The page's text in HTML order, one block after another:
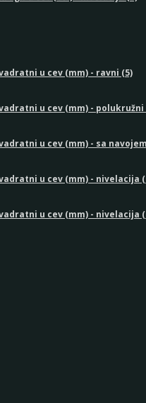
u cev (mm) - ravni (5)
u cev (mm) - polukružni
u cev (mm) - sa
u cev (mm) - nivelacija
u cev (mm) - nivelacija